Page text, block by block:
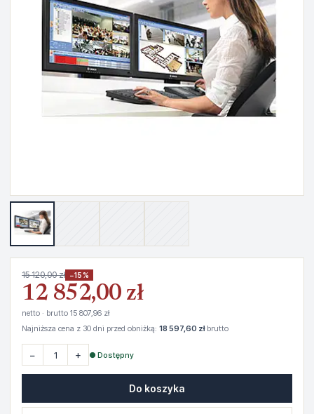
15 120,00 zł −15%
12 852,00 zł
netto · brutto 15 807,96 zł
Najniższa cena z 30 dni przed obniżką: 18 597,60 złbrutto
− + ● Dostępny
Do koszyka